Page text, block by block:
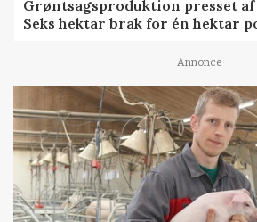
Grøntsagsproduktion presset
Seks hektar brak for én hektar
Annonce